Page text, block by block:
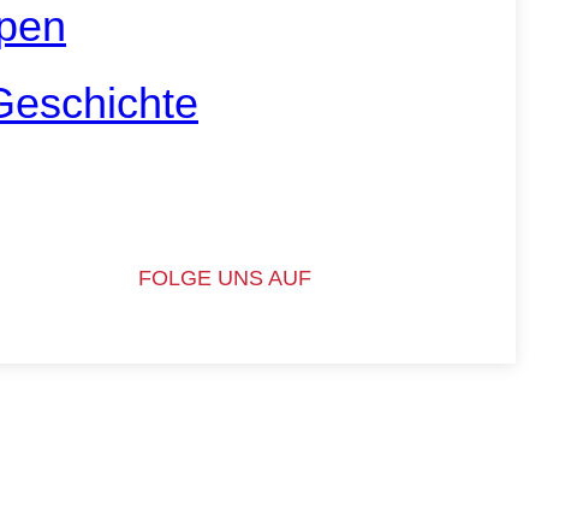
FOLGE UNS AUF